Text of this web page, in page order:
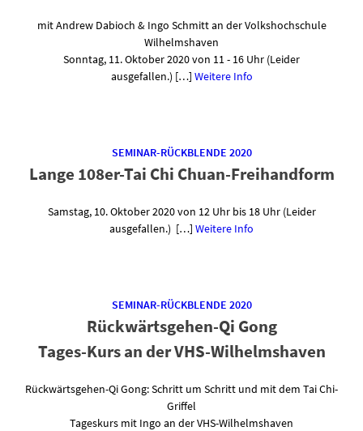
mit Andrew Dabioch & Ingo Schmitt an der Volkshochschule
Wilhelmshaven
Sonntag, 11. Oktober 2020 von 11 - 16 Uhr (Leider
ausgefallen.) […] Weitere Info
SEMINAR-RÜCKBLENDE 2020
Lange 108er-Tai Chi Chuan-Freihandform
Samstag, 10. Oktober 2020 von 12 Uhr bis 18 Uhr (Leider
ausgefallen.) […] Weitere Info
SEMINAR-RÜCKBLENDE 2020
Rückwärtsgehen-Qi Gong
Tages-Kurs an der VHS-Wilhelmshaven
Rückwärtsgehen-Qi Gong: Schritt um Schritt und mit dem Tai Chi-
Griffel
Tageskurs mit Ingo an der VHS-Wilhelmshaven